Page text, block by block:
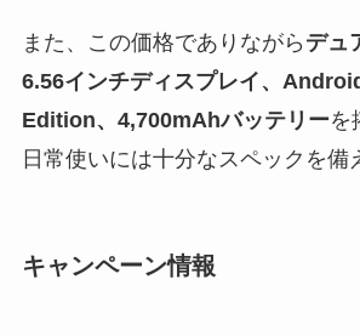
また、この価格でありながら デュ
6.56インチディスプレイ、
Edition、4,700mAhバッテリーを
日常使いには十分なスペックを備
キャンペーン情報